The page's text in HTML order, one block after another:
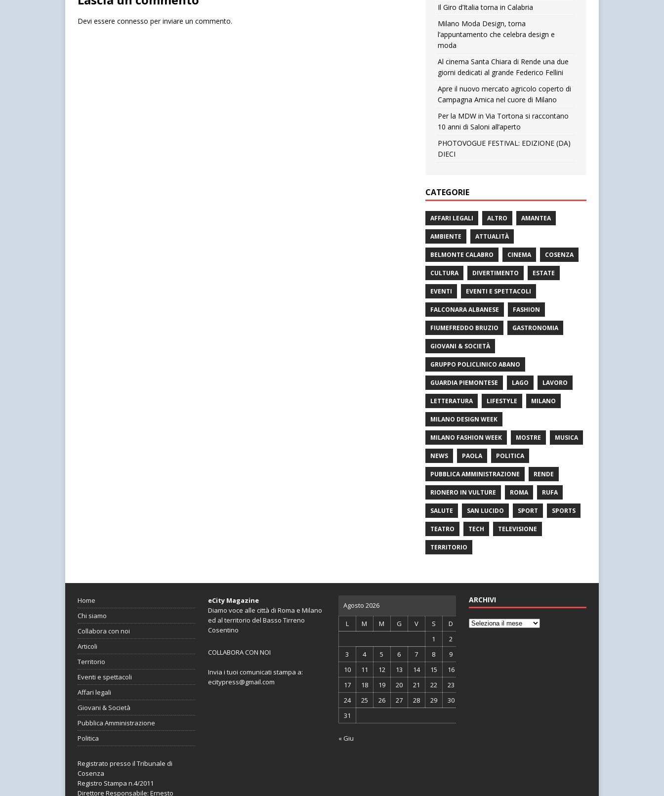
Devi essere connesso per inviare un commento.
Il Giro d’Italia torna in Calabria
Milano Moda Design, torna
l’appuntamento che celebra design e
moda
Al cinema Santa Chiara di Rende una due
giorni dedicati al grande Federico Fellini
Apre il nuovo mercato agricolo coperto di
Campagna Amica nel cuore di Milano
Per la MDW in Via Tortona si raccontano
10 anni di Saloni all’aperto
PHOTOVOGUE FESTIVAL: EDIZIONE (DA)
DIECI
CATEGORIE
AFFARI LEGALI ALTRO AMANTEA
AMBIENTE ATTUALITÀ
BELMONTE CALABRO CINEMA COSENZA
CULTURA DIVERTIMENTO ESTATE
EVENTI EVENTI E SPETTACOLI
FALCONARA ALBANESE FASHION
FIUMEFREDDO BRUZIO GASTRONOMIA
GIOVANI & SOCIETÀ
GRUPPO POLICLINICO ABANO
GUARDIA PIEMONTESE LAGO LAVORO
LETTERATURA LIFESTYLE MILANO
MILANO DESIGN WEEK
MILANO FASHION WEEK MOSTRE MUSICA
NEWS PAOLA POLITICA
PUBBLICA AMMINISTRAZIONE RENDE
RIONERO IN VULTURE ROMA RUFA
SALUTE SAN LUCIDO SPORT SPORTS
TEATRO TECH TELEVISIONE
TERRITORIO
Home
Chi siamo
Collabora con noi
Articoli
Territorio
Eventi e spettacoli
Affari legali
Giovani & Società
Pubblica Amministrazione
Politica
Registrato presso il Tribunale di
Cosenza
Registro Stampa n.4/2011
Direttore Responsabile: Ernesto
eCity Magazine
Diamo voce alle città di Roma e Milano
ed al territorio del Basso Tirreno
Cosentino
COLLABORA CON NOI
Invia i tuoi comunicati stampa a:
ecitypress@gmail.com
Agosto 2026
L M M G V S
D
1
2
3
4 5 6 7 8
9
10
11 12 13 14 15
16
17
18 19 20 21 22
23
24
25 26 27 28 29
30
31
« Giu
ARCHIVI